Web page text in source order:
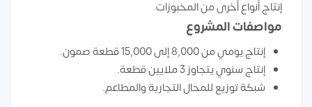
إنتاج أنواع أخرى من المخبوزات.
مواصفات المشروع
إنتاج يومي من 8,000 إلى 15,000 قطعة صمون.
إنتاج سنوي يتجاوز 3 ملايين قطعة.
شبكة توزيع للمحال التجارية والمطاعم.